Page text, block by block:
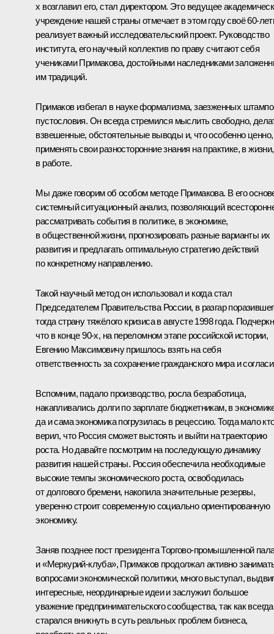
х возглавил его, стал директором. Это ведущее
учреждение нашей страны отмечает в этом году своё 60-
реализует важный исследовательский проект. Руководство
института, его научный коллектив по праву считают себя
учениками Примакова, достойными наследниками
им традиций.
Примаков избегал в науке формализма, заезженных
пустословия. Он всегда стремился мыслить свободно,
взвешенные, обстоятельные выводы и, что особенно ценно,
применять свои разносторонние знания на практике, в жизни,
в работе.
Мы даже говорим об особом методе Примакова. В его
системный ситуационный анализ, позволяющий
рассматривать события в политике, в экономике,
в общественной жизни, прогнозировать разные варианты их
развития и предлагать оптимальную стратегию действий
по конкретному направлению.
Такой научный метод он использовал и когда стал
Председателем Правительства России, в разгар
тогда страну тяжёлого кризиса в августе 1998 года.
что в конце 90-х, на переломном этапе российской истории,
Евгению Максимовичу пришлось взять на себя
ответственность за сохранение гражданского мира и
Вспомним, падало производство, росла безработица,
накапливались долги по зарплате бюджетникам, в
да и сама экономика погрузилась в рецессию. Тогда мало
верил, что Россия сможет выстоять и выйти на траекторию
роста. Но давайте посмотрим на последующую динамику
развития нашей страны. Россия обеспечила необходимые
высокие темпы экономического роста, освободилась
от долгового бремени, накопила значительные резервы,
уверенно строит современную социально ориентированную
экономику.
Заняв позднее пост президента Торгово-промышленной
и «Меркурий-клуба», Примаков продолжал активно
вопросами экономической политики, много выступал,
интересные, неординарные идеи и заслужил большое
уважение предпринимательского сообщества, так как всегда
старался вникнуть в суть реальных проблем бизнеса,